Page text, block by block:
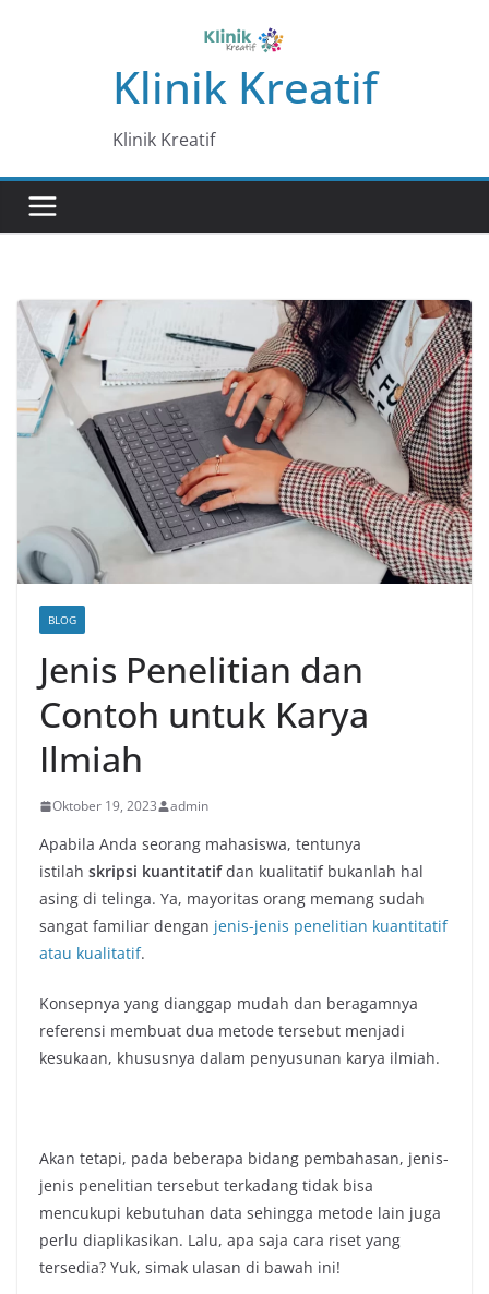
Klinik Kreatif
Klinik Kreatif
BLOG
Jenis Penelitian dan
Contoh untuk Karya
Ilmiah
Oktober 19, 2023 admin
Apabila Anda seorang mahasiswa, tentunya
istilah skripsi kuantitatifdan kualitatif bukanlah hal
asing di telinga. Ya, mayoritas orang memang sudah
sangat familiar dengan jenis-jenis penelitian kuantitatif
atau kualitatif.
Konsepnya yang dianggap mudah dan beragamnya
referensi membuat dua metode tersebut menjadi
kesukaan, khususnya dalam penyusunan karya ilmiah.
Akan tetapi, pada beberapa bidang pembahasan, jenis-
jenis penelitian tersebut terkadang tidak bisa
mencukupi kebutuhan data sehingga metode lain juga
perlu diaplikasikan. Lalu, apa saja cara riset yang
tersedia? Yuk, simak ulasan di bawah ini!